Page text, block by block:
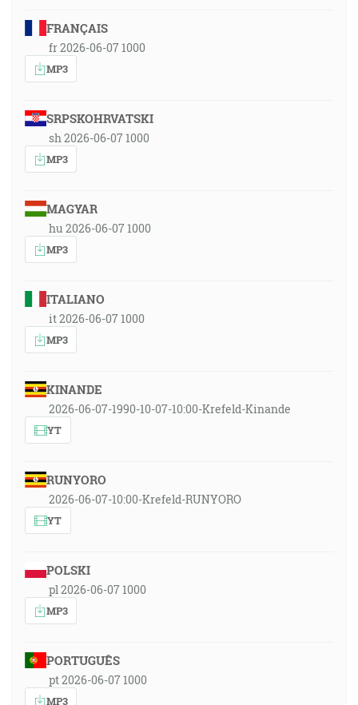
FRANÇAIS
fr 2026-06-07 1000
MP3
SRPSKOHRVATSKI
sh 2026-06-07 1000
MP3
MAGYAR
hu 2026-06-07 1000
MP3
ITALIANO
it 2026-06-07 1000
MP3
KINANDE
2026-06-07-1990-10-07-10:00-Krefeld-Kinande
YT
RUNYORO
2026-06-07-10:00-Krefeld-RUNYORO
YT
POLSKI
pl 2026-06-07 1000
MP3
PORTUGUÊS
pt 2026-06-07 1000
MP3